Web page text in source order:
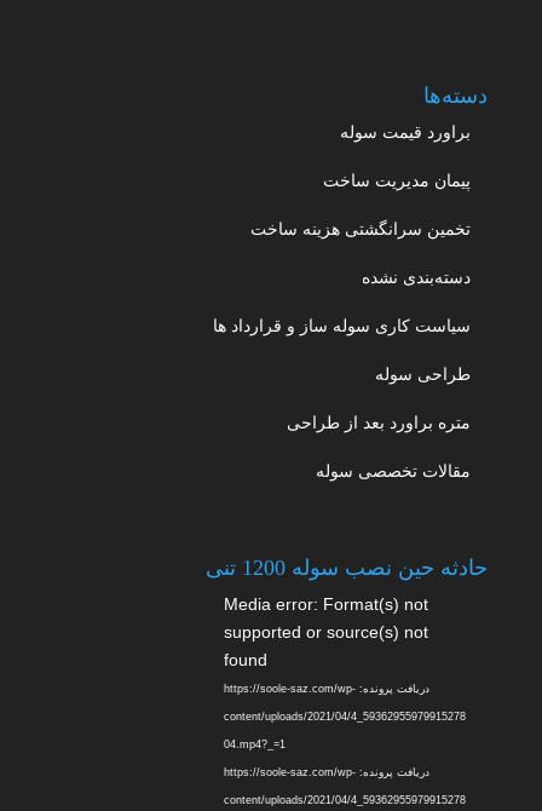
دسته‌ها
براورد قیمت سوله
پیمان مدیریت ساخت
تخمین سرانگشتی هزینه ساخت
دسته‌بندی نشده
سیاست کاری سوله ساز و قرارداد ها
طراحی سوله
متره براورد بعد از طراحی
مقالات تخصصی سوله
حادثه حین نصب سوله 1200 تنی
Media error: Format(s) not
supported or source(s) not
found
دریافت پرونده: https://soole-saz.com/wp-
content/uploads/2021/04/4_59362955979915278
04.mp4?_=1
دریافت پرونده: https://soole-saz.com/wp-
content/uploads/2021/04/4_59362955979915278